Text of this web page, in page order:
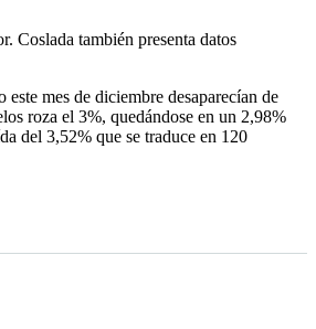
Coslada también presenta datos
mes de diciembre desaparecían de
roza el 3%, quedándose en un 2,98%
del 3,52% que se traduce en 120